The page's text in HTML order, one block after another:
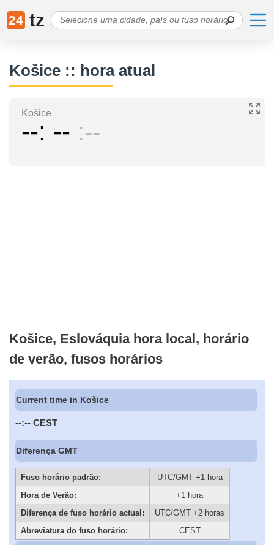
24 tz
Košice :: hora atual
Košice
-- -- --
Košice, Eslováquia hora local, horário
de verão, fusos horários
Current time in Košice
--:-- CEST
Diferença GMT
Fuso horário padrão:
UTC/GMT +1 hora
Hora de Verão:
+1 hora
Diferença de fuso horário actual:
UTC/GMT +2 horas
Abreviatura do fuso horário:
CEST